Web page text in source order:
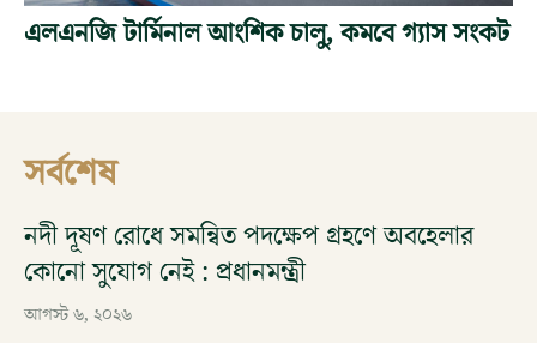
এলএনজি টার্মিনাল আংশিক চালু, কমবে গ্যাস সংকট
সর্বশেষ
নদী দূষণ রোধে সমন্বিত পদক্ষেপ গ্রহণে অবহেলার
কোনো সুযোগ নেই : প্রধানমন্ত্রী
আগস্ট ৬, ২০২৬